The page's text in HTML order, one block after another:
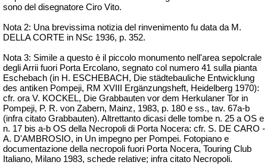
sono del disegnatore Ciro Vito.
Nota 2: Una brevissima notizia del rinvenimento fu data da M.
DELLA CORTE in NSc 1936, p. 352.
Nota 3: Simile a questo è il piccolo monumento nell'area sepolcrale
degli Arrii fuori Porta Ercolano, segnato col numero 41 sulla pianta
Eschebach (in H. ESCHEBACH, Die städtebauliche Entwicklung
des antiken Pompeji, RM XVIII Ergänzungsheft, Heidelberg 1970):
cfr. ora V. KOCKEL, Die Grabbauten vor dem Herkulaner Tor in
Pompeji, P. R. von Zabern, Mainz, 1983, p. 180 e ss., tav. 67a-b
(infra citato Grabbauten). Altrettanto dicasi delle tombe n. 25 a OS e
n. 17 bis a-b OS della Necropoli di Porta Nocera: cfr. S. DE CARO -
A. D'AMBROSIO, in Un impegno per Pompei. Fotopiano e
documentazione della necropoli fuori Porta Nocera, Touring Club
Italiano, Milano 1983, schede relative; infra citato Necropoli.